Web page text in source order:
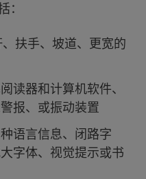
：
扶手、坡道、更宽的
读器和计算机软件、
报、或振动装置
语言信息、闭路字
字体、视觉提示或书